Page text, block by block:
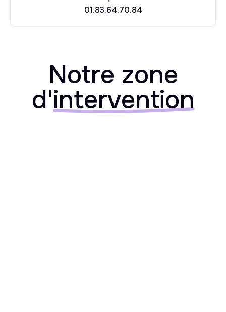
01.83.64.70.84
Notre zone
d'intervention